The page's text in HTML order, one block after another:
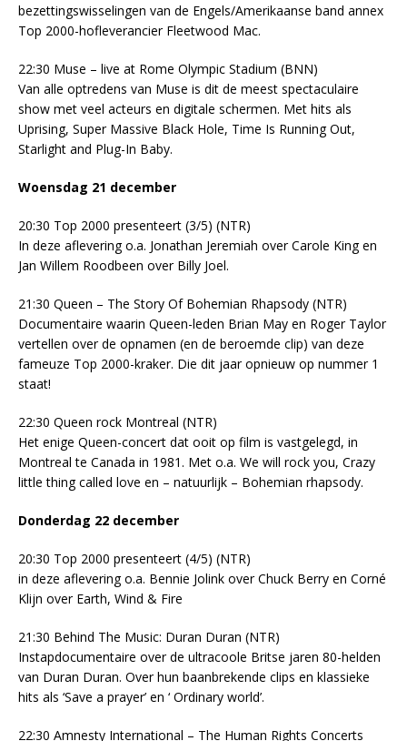
bezettingswisselingen van de Engels/Amerikaanse band annex
Top 2000-hofleverancier Fleetwood Mac.
22:30 Muse – live at Rome Olympic Stadium (BNN)
Van alle optredens van Muse is dit de meest spectaculaire
show met veel acteurs en digitale schermen. Met hits als
Uprising, Super Massive Black Hole, Time Is Running Out,
Starlight and Plug-In Baby.
Woensdag 21 december
20:30 Top 2000 presenteert (3/5) (NTR)
In deze aflevering o.a. Jonathan Jeremiah over Carole King en
Jan Willem Roodbeen over Billy Joel.
21:30 Queen – The Story Of Bohemian Rhapsody (NTR)
Documentaire waarin Queen-leden Brian May en Roger Taylor
vertellen over de opnamen (en de beroemde clip) van deze
fameuze Top 2000-kraker. Die dit jaar opnieuw op nummer 1
staat!
22:30 Queen rock Montreal (NTR)
Het enige Queen-concert dat ooit op film is vastgelegd, in
Montreal te Canada in 1981. Met o.a. We will rock you, Crazy
little thing called love en – natuurlijk – Bohemian rhapsody.
Donderdag 22 december
20:30 Top 2000 presenteert (4/5) (NTR)
in deze aflevering o.a. Bennie Jolink over Chuck Berry en Corné
Klijn over Earth, Wind & Fire
21:30 Behind The Music: Duran Duran (NTR)
Instapdocumentaire over de ultracoole Britse jaren 80-helden
van Duran Duran. Over hun baanbrekende clips en klassieke
hits als ‘Save a prayer’ en ‘ Ordinary world’.
22:30 Amnesty International – The Human Rights Concerts